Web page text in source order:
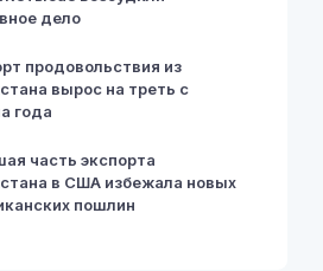
дело
продовольствия из
вырос на треть с
года
часть экспорта
в США избежала новых
пошлин